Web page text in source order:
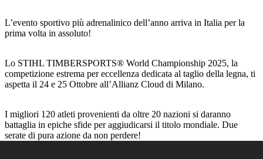
L’evento sportivo più adrenalinico dell’anno arriva in Italia per la
prima volta in assoluto!
Lo STIHL TIMBERSPORTS® World Championship 2025, la
competizione estrema per eccellenza dedicata al taglio della legna, ti
aspetta il 24 e 25 Ottobre all’Allianz Cloud di Milano.
I migliori 120 atleti provenienti da oltre 20 nazioni si daranno
battaglia in epiche sfide per aggiudicarsi il titolo mondiale. Due
serate di pura azione da non perdere!